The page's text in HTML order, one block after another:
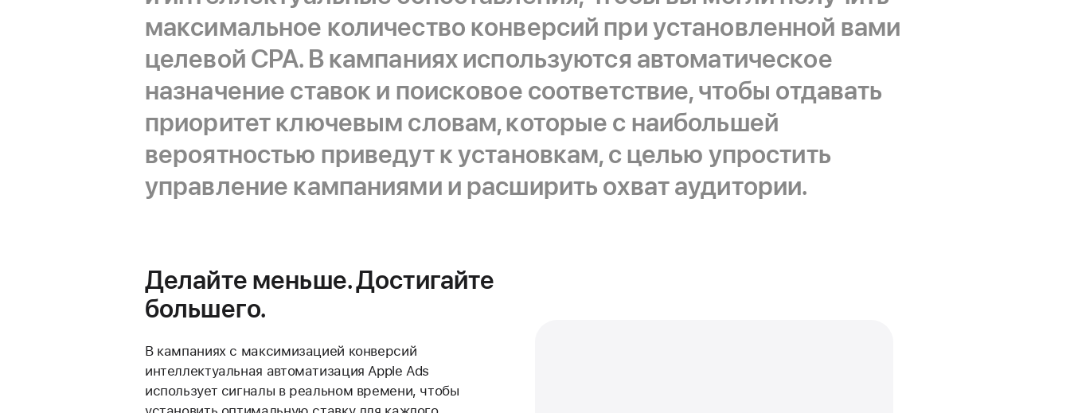
максимальное количество конверсий при установленной вами
целевой CPA. В кампаниях используются автоматическое
назначение ставок и поисковое соответствие, чтобы отдавать
приоритет ключевым словам, которые с наибольшей
вероятностью приведут к установкам, с целью упростить
управление кампаниями и расширить охват аудитории.
Делайте меньше. Достигайте
большего.
В кампаниях с максимизацией конверсий
интеллектуальная автоматизация Apple Ads
использует сигналы в реальном времени, чтобы